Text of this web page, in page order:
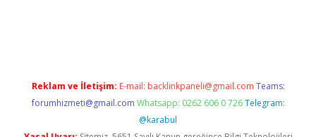
Reklam ve İletişim: E-mail: backlinkpaneli@gmail.com Teams:
forumhizmeti@gmail.com Whatsapp: 0262 606 0 726 Telegram:
@karabul